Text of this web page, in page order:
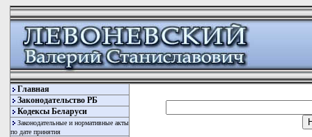
Главная
Законодательство РБ
Кодексы Беларуси
Законодательные и нормативные акты
по дате принятия